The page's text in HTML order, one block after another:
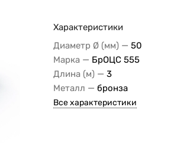
Характеристики
Диаметр Ø (мм) — 50
Марка — БрОЦС 555
Длина (м) — 3
Металл — бронза
Все характеристики